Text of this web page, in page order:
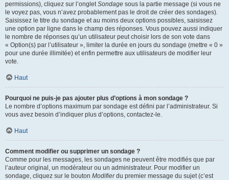
permissions), cliquez sur l’ongletSondage sous la partie message (si vous ne
le voyez pas, vous n’avez probablement pas le droit de créer des sondages).
Saisissez le titre du sondage et au moins deux options possibles, saisissez
une option par ligne dans le champ des réponses. Vous pouvez aussi indiquer
le nombre de réponses qu’un utilisateur peut choisir lors de son vote dans
« Option(s) par l’utilisateur », limiter la durée en jours du sondage (mettre « 0 »
pour une durée illimitée) et enfin permettre aux utilisateurs de modifier leur
vote.
Haut
Pourquoi ne puis-je pas ajouter plus d’options à mon sondage ?
Le nombre d’options maximum par sondage est défini par l’administrateur. Si
vous avez besoin d’indiquer plus d’options, contactez-le.
Haut
Comment modifier ou supprimer un sondage ?
Comme pour les messages, les sondages ne peuvent être modifiés que par
l’auteur original, un modérateur ou un administrateur. Pour modifier un
sondage, cliquez sur le bouton Modifierdu premier message du sujet (c’est